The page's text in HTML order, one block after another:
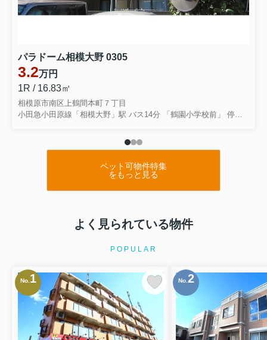
パラドーム相模大野 0305
3.2万円
1R / 16.83㎡
相模原市南区上鶴間本町７丁目
小田急小田原線「相模大野」駅 バス14分 「鶴園小学校前」 停歩2分
ペット可物件特集
をもっと見る
よく見られている物件
POPULAR
No. 1 No. 2